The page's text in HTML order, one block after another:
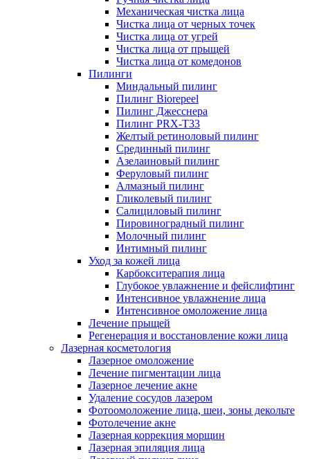
Механическая чистка лица
Чистка лица от черных точек
Чистка лица от угрей
Чистка лица от прыщей
Чистка лица от комедонов
Пилинги
Миндальный пилинг
Пилинг Biorepeel
Пилинг Джесснера
Пилинг PRX-T33
Желтый ретиноловый пилинг
Срединный пилинг
Азелаиновый пилинг
Феруловый пилинг
Алмазный пилинг
Гликолевый пилинг
Салициловый пилинг
Пировиноградный пилинг
Молочный пилинг
Интимный пилинг
Уход за кожей лица
Карбокситерапия лица
Глубокое увлажнение и фейслифтинг
Интенсивное увлажнение лица
Интенсивное омоложение лица
Лечение прыщей
Регенерация и восстановление кожи лица
Лазерная косметология
Лазерное омоложение
Лечение пигментации лица
Лазерное лечение акне
Удаление сосудов лазером
Фотоомоложение лица, шеи, зоны декольте
Фотолечение акне
Лазерная коррекция морщин
Лазерная эпиляция лица